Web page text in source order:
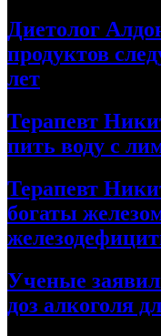
Диетолог
продуктов
лет
Терапевт
пить воду с
Терапевт
богаты
Ученые
доз алкоголя